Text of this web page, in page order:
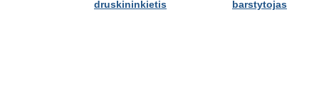
druskininkietis
barstytojas